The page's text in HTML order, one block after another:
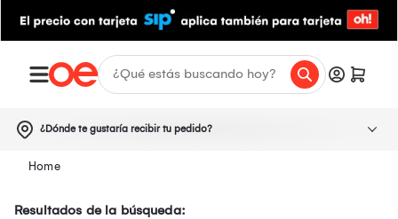
¿Dónde te gustaría recibir tu pedido?
Resultados de la búsqueda: